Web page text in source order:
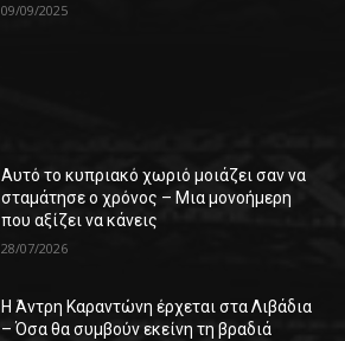
09/09/2025
Αυτό το κυπριακό χωριό μοιάζει σαν να
σταμάτησε ο χρόνος – Μια μονοήμερη
που αξίζει να κάνεις
28/07/2026
Η Άντρη Καραντώνη έρχεται στα Λιβάδια
– Όσα θα συμβούν εκείνη τη βραδιά